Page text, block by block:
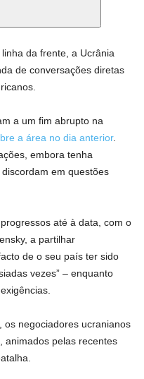
da frente, a Ucrânia
de conversações diretas
a um fim abrupto na
a área no dia anterior.
embora tenha
em questões
até à data, com o
a partilhar
de o seu país ter sido
vezes” – enquanto
os negociadores ucranianos
animados pelas recentes